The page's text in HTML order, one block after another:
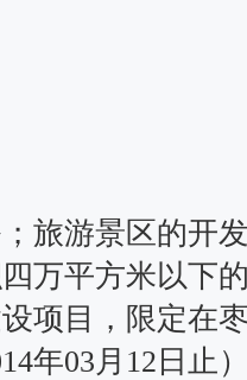
旅游景区的开
万平方米以下
项目，限定在
年03月12日止